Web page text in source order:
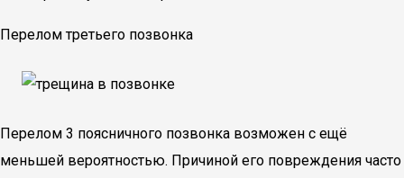
Перелом третьего позвонка
Перелом 3 поясничного позвонка возможен с ещё
меньшей вероятностью. Причиной его повреждения часто